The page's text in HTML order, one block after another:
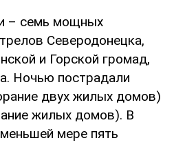
– семь мощных
Северодонецка,
и Горской громад,
Ночью пострадали
двух жилых домов)
жилых домов). В
мере пять